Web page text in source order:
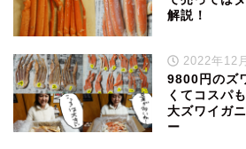
解説！
2022年12
9800円のズ
くてコスパ
大ズワイガ
ー